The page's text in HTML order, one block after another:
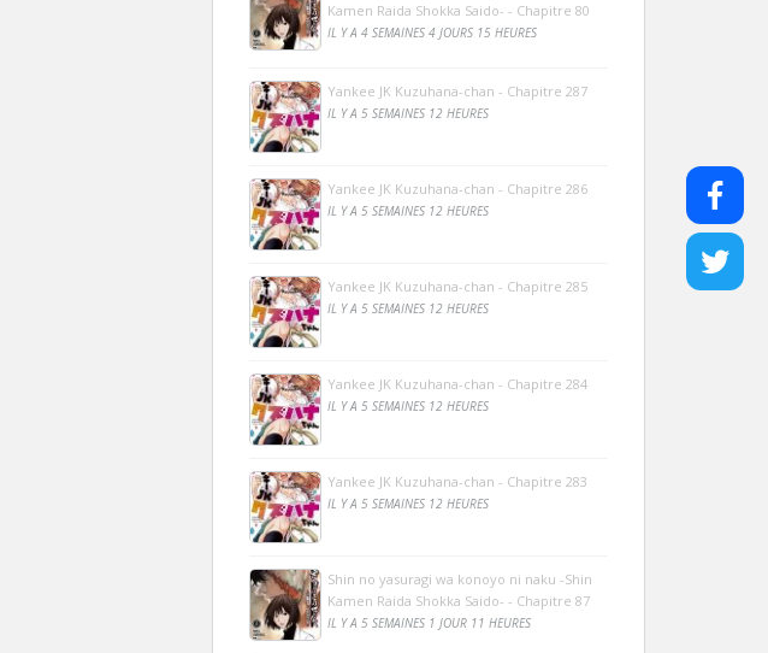
Kamen Raida Shokka Saido- - Chapitre 80
IL Y A 4 SEMAINES 4 JOURS 15 HEURES
Yankee JK Kuzuhana-chan - Chapitre 287
IL Y A 5 SEMAINES 12 HEURES
Yankee JK Kuzuhana-chan - Chapitre 286
IL Y A 5 SEMAINES 12 HEURES
Yankee JK Kuzuhana-chan - Chapitre 285
IL Y A 5 SEMAINES 12 HEURES
Yankee JK Kuzuhana-chan - Chapitre 284
IL Y A 5 SEMAINES 12 HEURES
Yankee JK Kuzuhana-chan - Chapitre 283
IL Y A 5 SEMAINES 12 HEURES
Shin no yasuragi wa konoyo ni naku -Shin
Kamen Raida Shokka Saido- - Chapitre 87
IL Y A 5 SEMAINES 1 JOUR 11 HEURES